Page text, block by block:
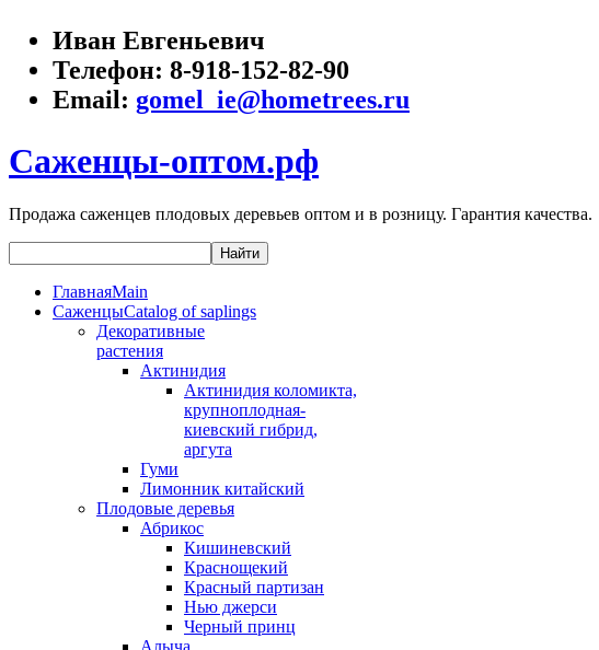
Иван Евгеньевич
Телефон: 8-918-152-82-90
Email: gomel_ie@hometrees.ru
Саженцы-оптом.рф
Продажа саженцев плодовых деревьев оптом и в розницу. Гарантия качества.
ГлавнаяMain
СаженцыCatalog of saplings
Декоративные
растения
Актинидия
Актинидия коломикта,
крупноплодная-
киевский гибрид,
аргута
Гуми
Лимонник китайский
Плодовые деревья
Абрикос
Кишиневский
Краснощекий
Красный партизан
Нью джерси
Черный принц